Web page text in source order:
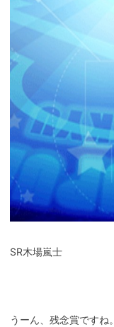
SR木場嵐士
うーん、残念賞ですね。